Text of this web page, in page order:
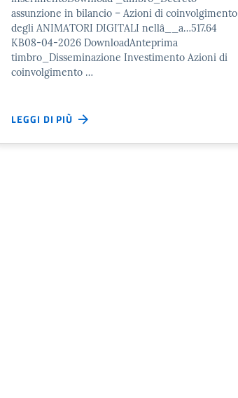
assunzione in bilancio – Azioni di coinvolgimento
degli ANIMATORI DIGITALI nellâ__a…517.64
KB08-04-2026 DownloadAnteprima
timbro_Disseminazione Investimento Azioni di
coinvolgimento …
LEGGI DI PIÙ